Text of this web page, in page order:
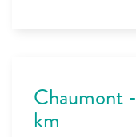
Chaumont
km